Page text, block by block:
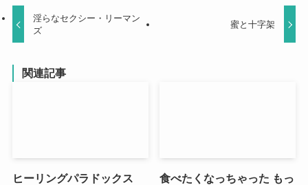
淫らなセクシー・リーマン
ズ
蜜と十字架
関連記事
ヒーリングパラドックス
食べたくなっちゃった もっ